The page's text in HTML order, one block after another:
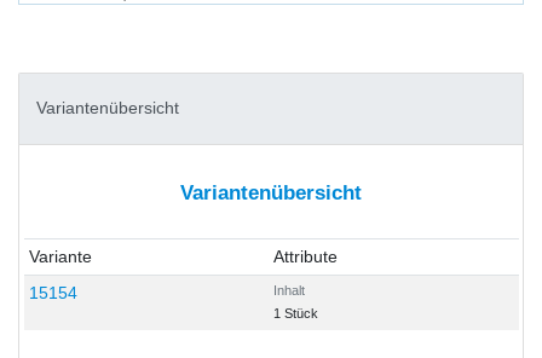
Variantenübersicht
Variantenübersicht
Variante
Attribute
15154
Inhalt
1 Stück